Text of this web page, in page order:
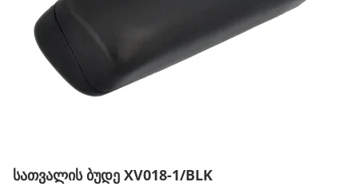
სათვალის ბუდე XV018-1/BLK